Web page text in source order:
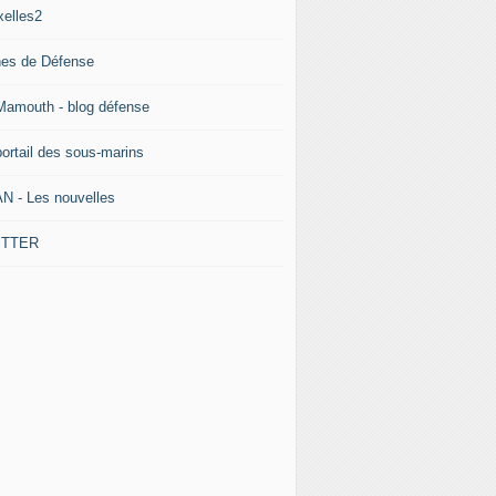
de Défense
- blog défense
des sous-marins
- Les nouvelles